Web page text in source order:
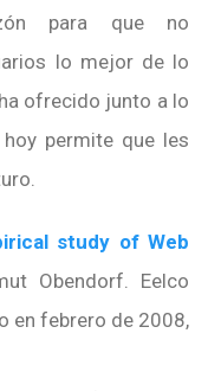
para que no
lo mejor de lo
ofrecido junto a lo
permite que les
study of Web
Obendorf. Eelco
en febrero de 2008,